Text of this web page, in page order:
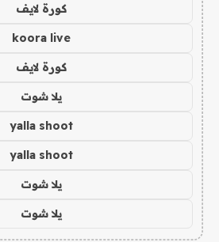
كورة لايف
koora live
كورة لايف
يلا شوت
yalla shoot
yalla shoot
يلا شوت
يلا شوت